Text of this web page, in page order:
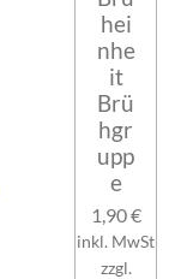
hei
nhe
it
Brü
hgr
upp
e
1,90 €
inkl. MwSt
zzgl.